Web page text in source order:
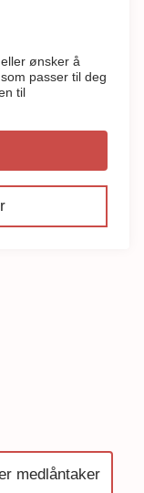
ønsker å
passer til deg
til
medlåntaker